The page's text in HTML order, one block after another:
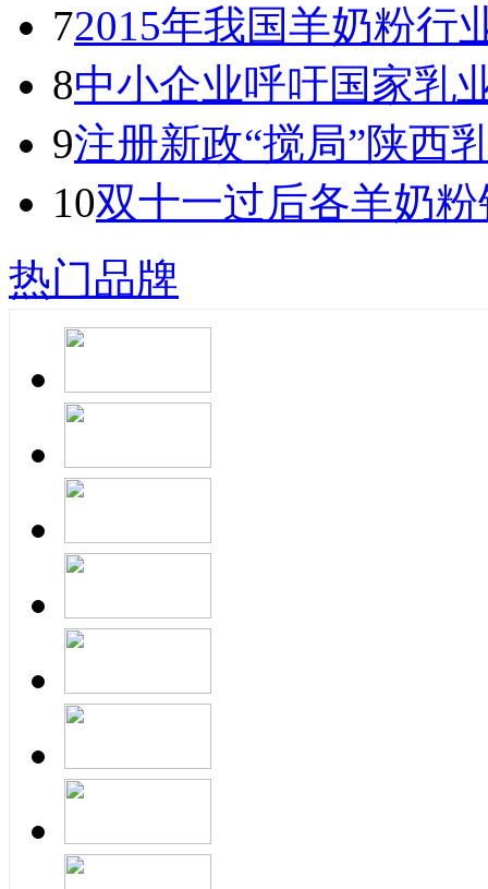
72015年我国羊奶粉行
8中小企业呼吁国家乳
9注册新政“搅局”陕西
10双十一过后各羊奶
热门品牌